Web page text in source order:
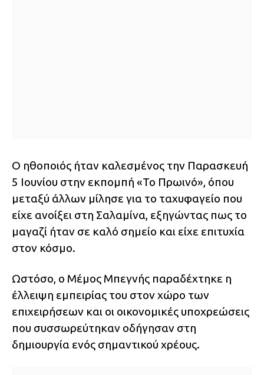
Ο ηθοποιός ήταν καλεσμένος την Παρασκευή
5 Ιουνίου στην εκπομπή «Το Πρωινό», όπου
μεταξύ άλλων μίλησε για το ταχυφαγείο που
είχε ανοίξει στη Σαλαμίνα, εξηγώντας πως το
μαγαζί ήταν σε καλό σημείο και είχε επιτυχία
στον κόσμο.
Ωστόσο, ο Μέμος Μπεγνής παραδέχτηκε η
έλλειψη εμπειρίας του στον χώρο των
επιχειρήσεων και οι οικονομικές υποχρεώσεις
που συσσωρεύτηκαν οδήγησαν στη
δημιουργία ενός σημαντικού χρέους.